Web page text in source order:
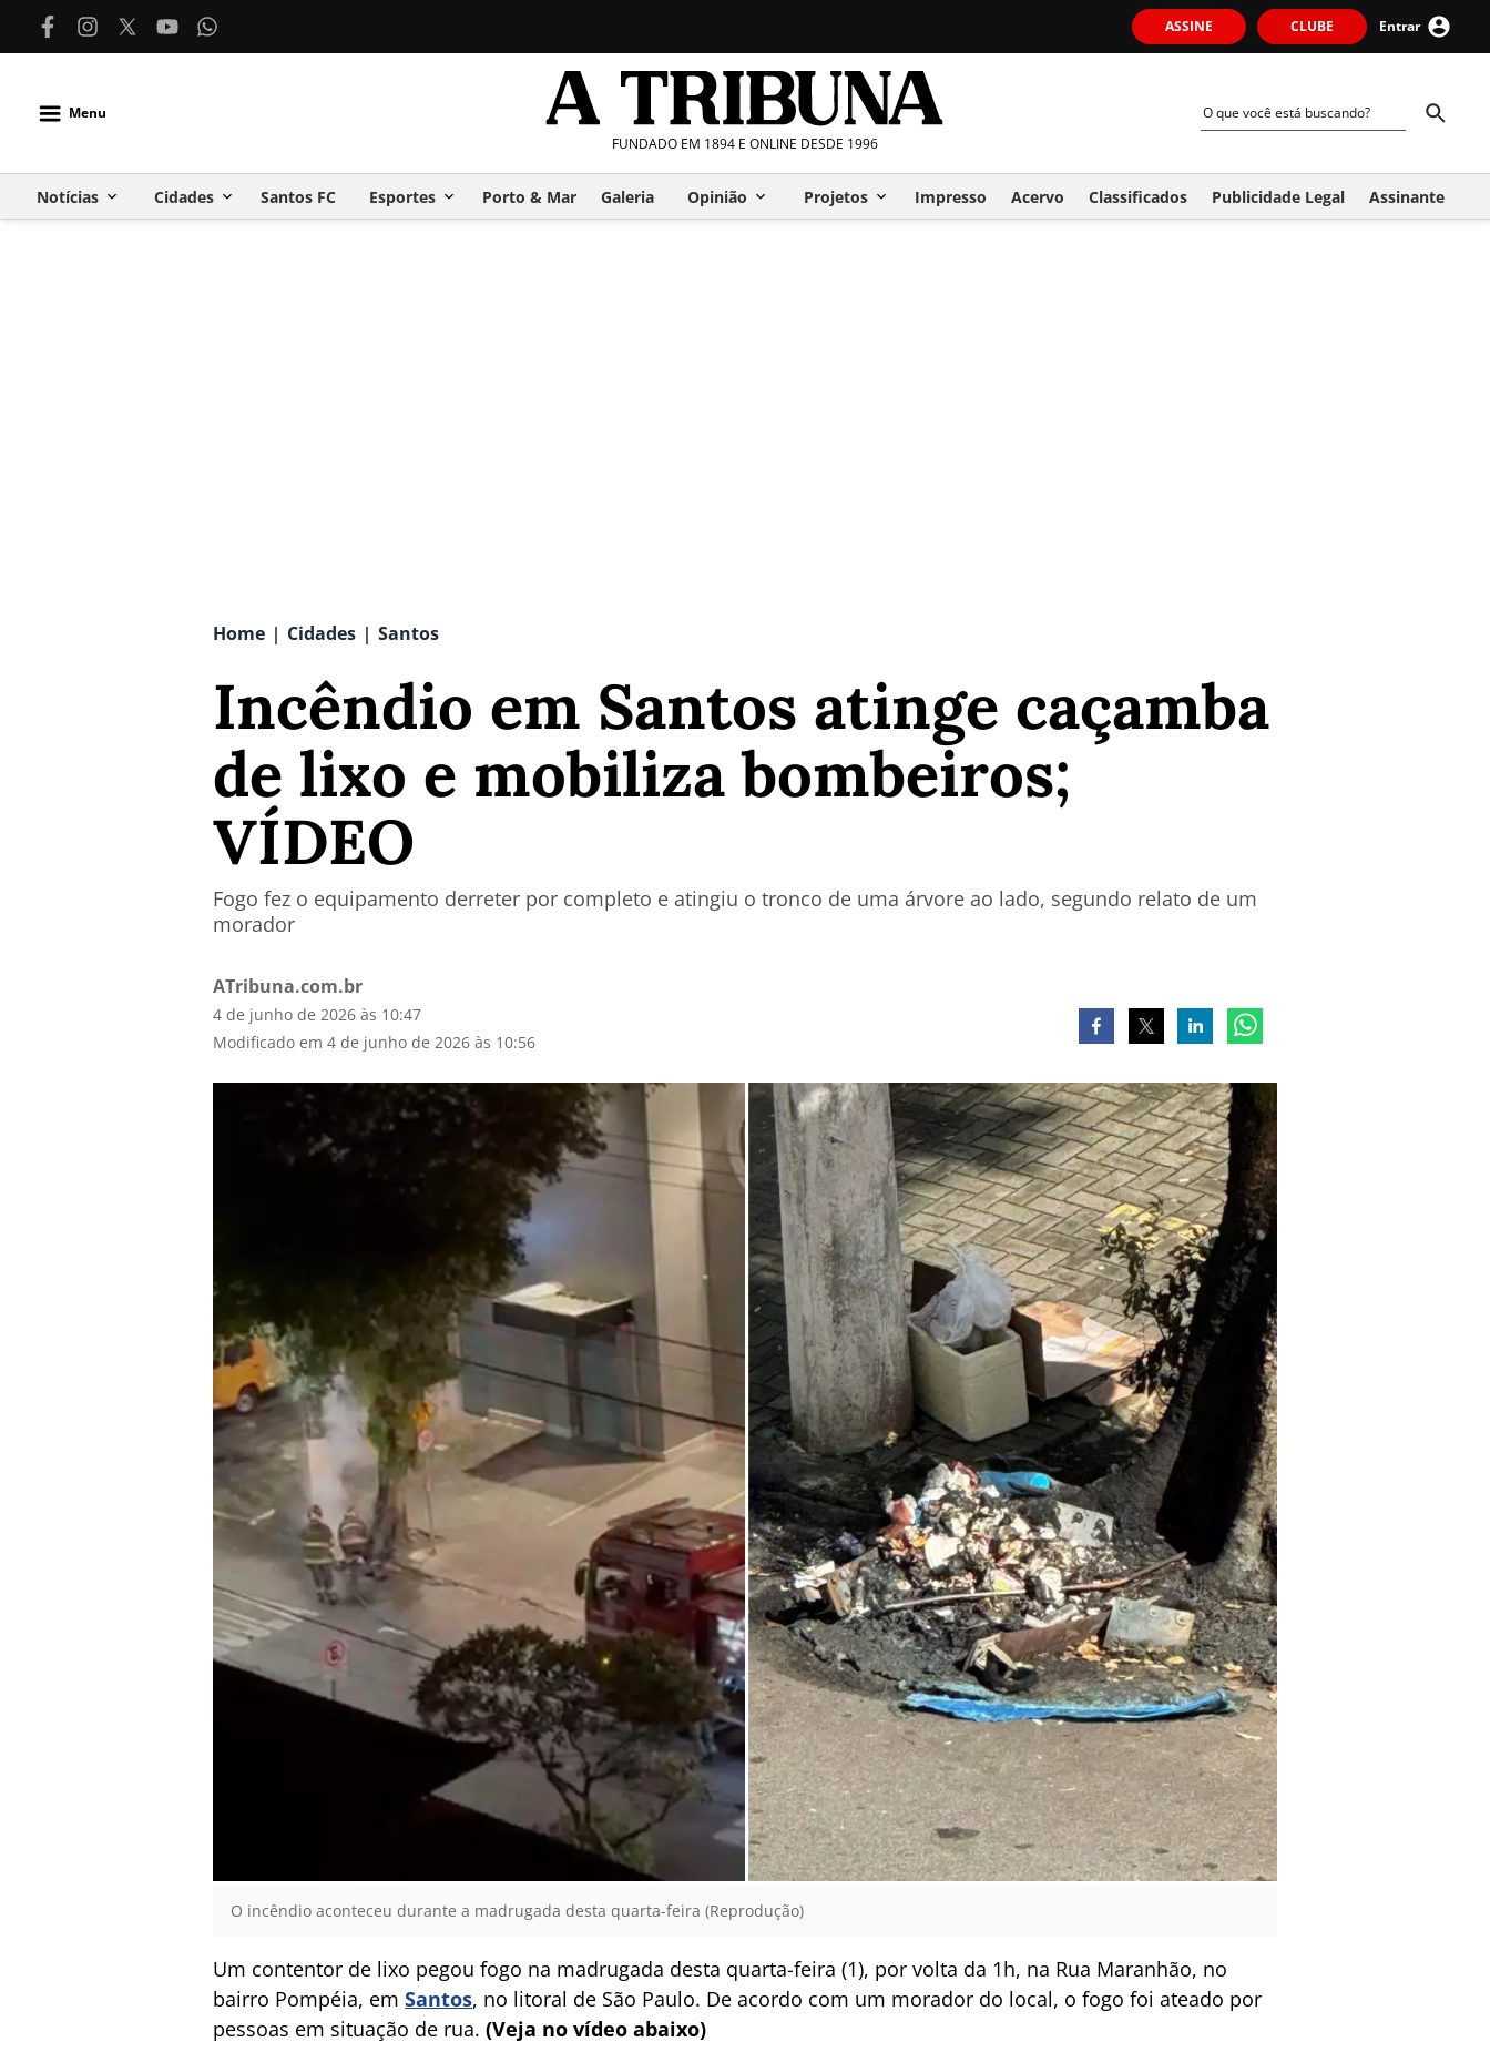
ASSINE CLUBE Entrar
Menu
FUNDADO EM 1894 E ONLINE DESDE 1996
Notícias Cidades Santos FC Esportes Porto & Mar Galeria Opinião Projetos Impresso Acervo Classificados Publicidade Legal Assinante
Home | Cidades | Santos
Incêndio em Santos atinge caçamba
de lixo e mobiliza bombeiros;
VÍDEO
Fogo fez o equipamento derreter por completo e atingiu o tronco de uma árvore ao lado, segundo relato de um
morador
ATribuna.com.br
4 de junho de 2026 às 10:47
Modificado em 4 de junho de 2026 às 10:56
O incêndio aconteceu durante a madrugada desta quarta-feira (Reprodução)
Um contentor de lixo pegou fogo na madrugada desta quarta-feira (1), por volta da 1h, na Rua Maranhão, no
bairro Pompéia, em Santos, no litoral de São Paulo. De acordo com um morador do local, o fogo foi ateado por
pessoas em situação de rua. (Veja no vídeo abaixo)